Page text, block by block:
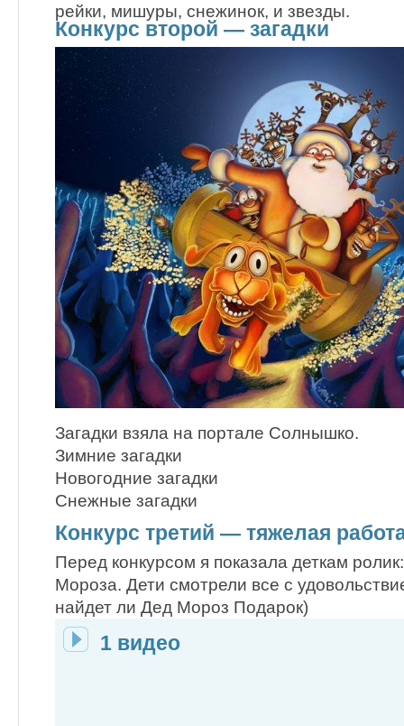
рейки, мишуры, снежинок, и звезды.
Конкурс второй — загадки
Загадки взяла на портале Солнышко.
Зимние загадки
Новогодние загадки
Снежные загадки
Конкурс третий — тяжелая
Перед конкурсом я показала деткам
Мороза. Дети смотрели все с
найдет ли Дед Мороз Подарок)
1 видео